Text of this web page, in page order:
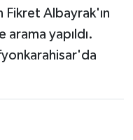
Fikret Albayrak'ın
yapıldı.